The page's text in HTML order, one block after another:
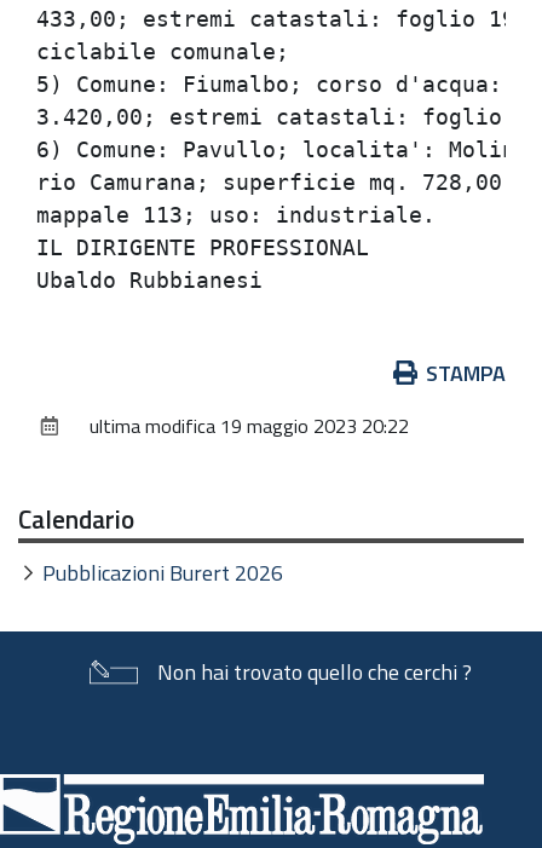
433,00; estremi catastali: foglio 19,
ciclabile comunale;
5) Comune: Fiumalbo; corso
3.420,00; estremi catastali: foglio
6) Comune: Pavullo; localita':
rio Camurana; superficie mq.
mappale 113; uso: industriale.
IL DIRIGENTE PROFESSIONAL
documento
STAMPA
ultima modifica 19 maggio 2023 20:22
Calendario
Pubblicazioni Burert 2026
Non hai trovato quello che cerchi ?
di
pagina